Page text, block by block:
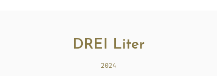
DREI Liter
2024